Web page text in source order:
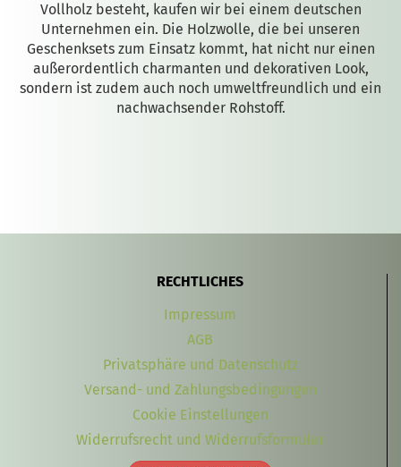
Vollholz besteht, kaufen wir bei einem deutschen
Unternehmen ein. Die Holzwolle, die bei unseren
Geschenksets zum Einsatz kommt, hat nicht nur einen
außerordentlich charmanten und dekorativen Look,
sondern ist zudem auch noch umweltfreundlich und ein
nachwachsender Rohstoff.
RECHTLICHES
Impressum
AGB
Privatsphäre und Datenschutz
Versand- und Zahlungsbedingungen
Cookie Einstellungen
Widerrufsrecht und Widerrufsformular